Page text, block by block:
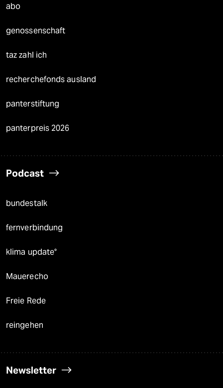
abo
genossenschaft
taz zahl ich
recherchefonds ausland
panterstiftung
panterpreis 2026
Podcast
bundestalk
fernverbindung
klima update°
Mauerecho
Freie Rede
reingehen
Newsletter